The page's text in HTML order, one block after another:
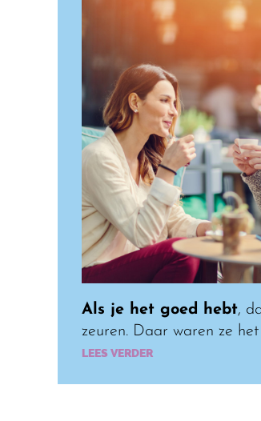
Als je het goed hebt,
zeuren. Daar waren ze
LEES VERDER